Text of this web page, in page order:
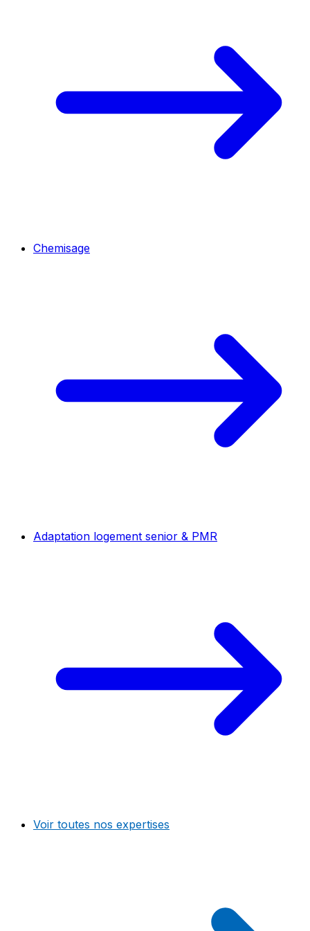
Chemisage
Adaptation logement senior & PMR
Voir toutes nos expertises